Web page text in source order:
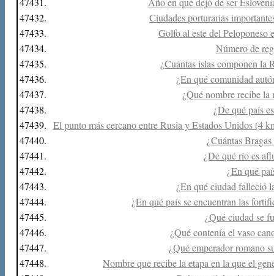
47432.
Ciudades porturarias
47433.
Golfo al este del
47434.
Número de
47435.
¿Cuántas islas componen la
47436.
¿En qué comunidad
47437.
¿Qué nombre recibe la
47438.
¿De qué país
47439. El punto más cercano entre Rusia y Estados Unidos (4
47440.
¿Cuántas
47441.
¿De qué río es
47442.
¿En qué
47443.
¿En qué ciudad falleció
47444.
¿En qué país se encuentran las
47445.
¿Qué ciudad se
47446.
¿Qué contenía el vaso
47447.
¿Qué emperador romano
47448.
Nombre que recibe la etapa en la que el